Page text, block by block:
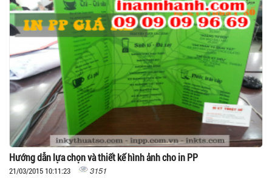
Hướng dẫn lựa chọn và thiết kế hình ảnh cho in PP
21/03/2015 10:11:23 3151